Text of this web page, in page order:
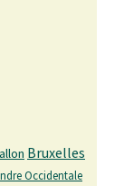
Bruxelles
Occidentale